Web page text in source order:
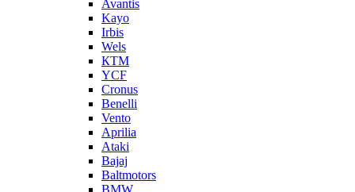
Avantis
Kayo
Irbis
Wels
КТМ
YCF
Cronus
Benelli
Vento
Aprilia
Ataki
Bajaj
Baltmotors
BMW